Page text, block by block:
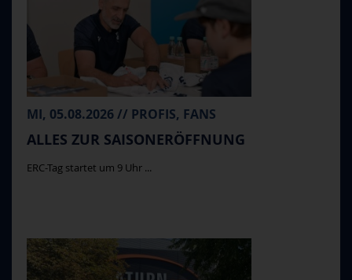
MI, 05.08.2026 // PROFIS, FANS
ALLES ZUR SAISONERÖFFNUNG
ERC-Tag startet um 9 Uhr ...